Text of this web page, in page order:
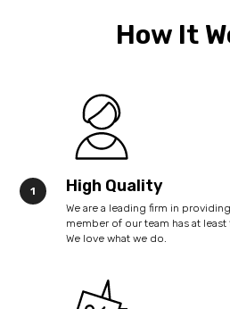
How It
High Quality
We are a leading firm in
member of our team has at
We love what we do.